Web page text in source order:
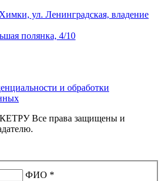
ул. Ленинградская, владение
полянка, 4/10
и обработки
Все права защищены и
ФИО *